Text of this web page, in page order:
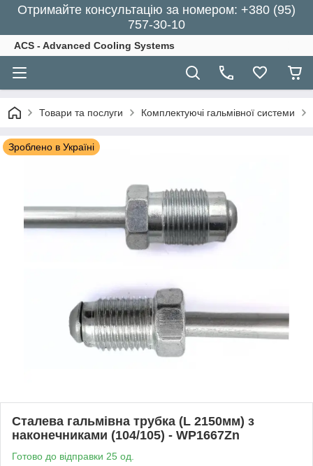
Отримайте консультацію за номером: +380 (95)
757-30-10
ACS - Advanced Cooling Systems
Товари та послуги Комплектуючі гальмівної системи
Зроблено в Україні
Сталева гальмівна трубка (L 2150мм) з
наконечниками (104/105) - WP1667Zn
Готово до відправки 25 од.